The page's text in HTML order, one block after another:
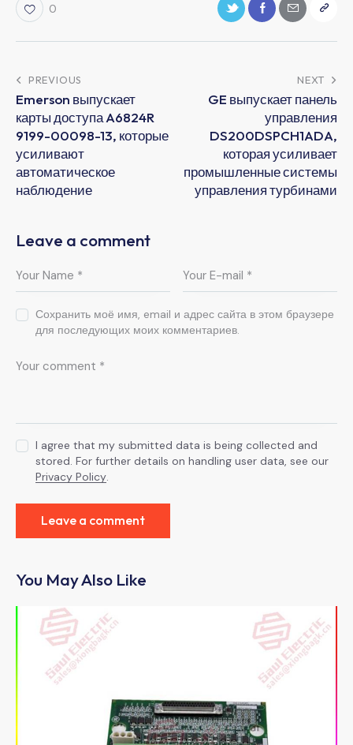
0
PREVIOUS
Emerson выпускает
карты доступа A6824R
9199-00098-13, которые
усиливают
автоматическое
наблюдение
NEXT
GE выпускает панель
управления
DS200DSPCH1ADA,
которая усиливает
промышленные системы
управления турбинами
Leave a comment
Сохранить моё имя, email и адрес сайта в этом браузере
для последующих моих комментариев.
I agree that my submitted data is being collected and
stored. For further details on handling user data, see our
Privacy Policy.
You May Also Like